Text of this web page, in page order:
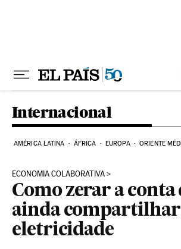
Internacional
AMÉRICA LATINA ÁFRICA EUROPA ORIENTE
ECONOMIA COLABORATIVA
Como zerar a conta
ainda compartilhar
eletricidade